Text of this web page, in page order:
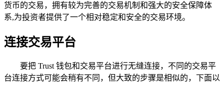
货币的交易，拥有较为完善的交易机制和强大的安全保障体
系,为投资者提供了一个相对稳定和安全的交易环境。
连接交易平台
要把 Trust 钱包和交易平台进行无缝连接，不同的交易平
台连接方式可能会稍有不同，但大致的步骤是相似的，下面以